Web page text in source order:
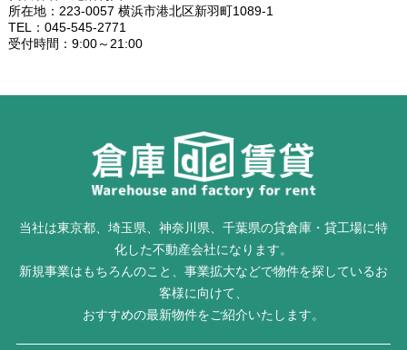
所在地：223-0057 横浜市港北区新羽町1089-1
TEL：045-545-2771
受付時間：9:00～21:00
当社は東京都、埼玉県、神奈川県、千葉県の貸倉庫・貸工場に特
化した不動産会社になります。
新規事業はもちろんのこと、事業拡大などで物件を探しているお
客様に向けて、
おすすめの最新物件をご紹介いたします。